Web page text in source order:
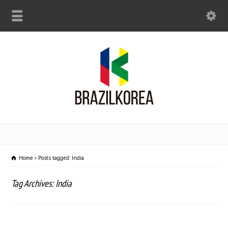
Home Posts tagged: India
Tag Archives: India